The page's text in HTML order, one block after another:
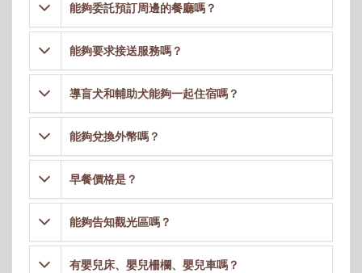
能夠委託預訂周邊的餐廳嗎？
能夠要求接送服務嗎？
導盲犬和輔助犬能夠一起住宿嗎？
能夠兌換外幣嗎？
早餐價格是？
能夠告知觀光區嗎？
有嬰兒床、嬰兒柵欄、嬰兒車嗎？